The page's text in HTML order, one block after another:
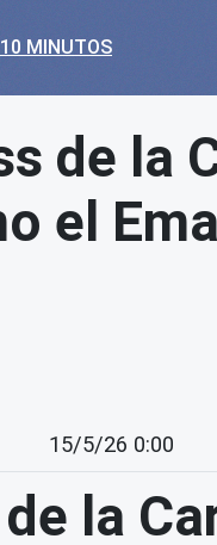
MINUTOS
de la
el
15/5/26 0:00
la